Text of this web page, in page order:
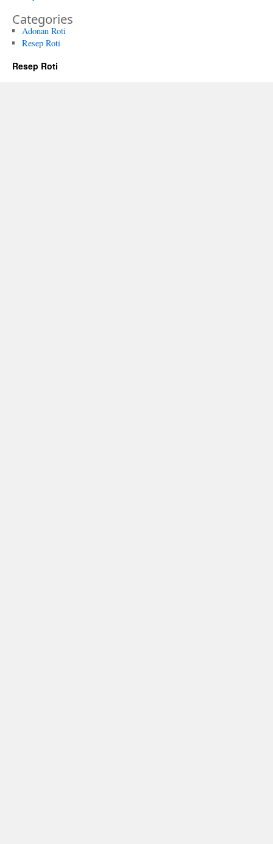
Categories
Adonan Roti
Resep Roti
Resep Roti